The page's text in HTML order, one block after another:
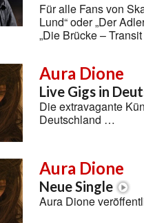
Für alle Fans von
Lund“ oder „Der
„Die Brücke –
Aura Dione
Live Gigs in
Die extravagante
Deutschland …
Aura Dione
Neue Single
Aura Dione